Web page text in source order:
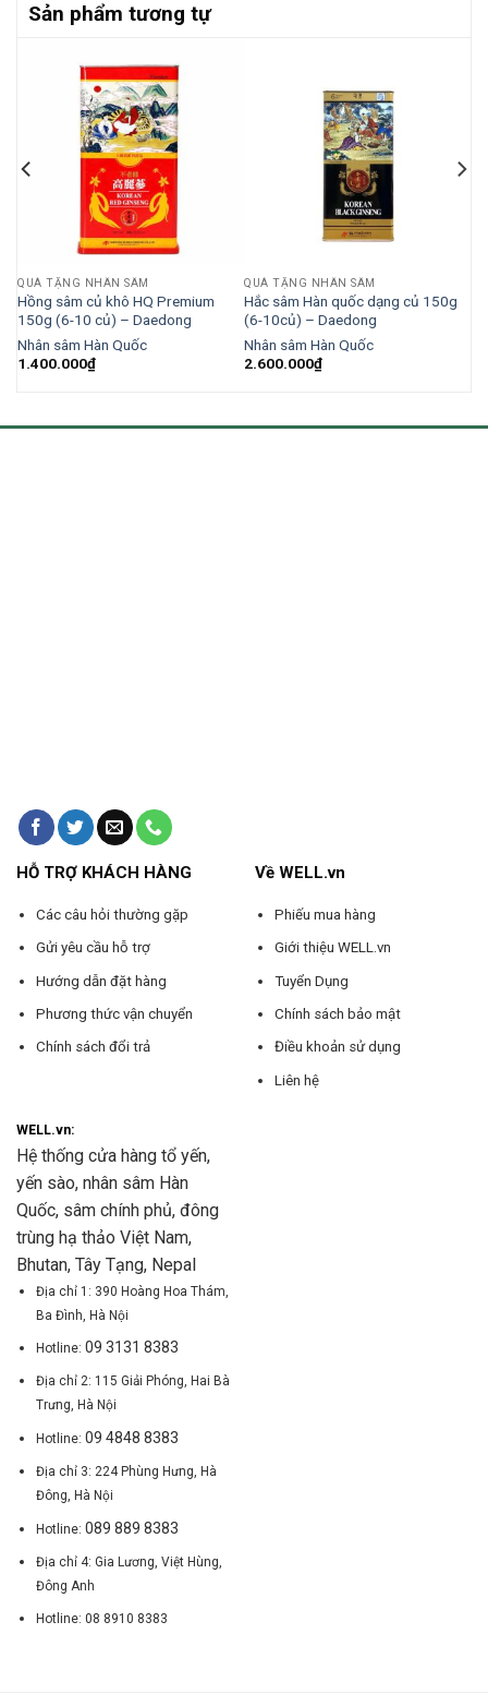
Sản phẩm tương tự
QUÀ TẶNG NHÂN SÂM
Hồng sâm củ khô HQ Premium
150g (6-10 củ) – Daedong
Nhân sâm Hàn Quốc
1.400.000₫
QUÀ TẶNG NHÂN SÂM
Hắc sâm Hàn quốc dạng củ 150g
(6-10củ) – Daedong
Nhân sâm Hàn Quốc
2.600.000₫
HỖ TRỢ KHÁCH HÀNG
Các câu hỏi thường gặp
Gửi yêu cầu hỗ trợ
Hướng dẫn đặt hàng
Phương thức vận chuyển
Chính sách đổi trả
Về WELL.vn
Phiếu mua hàng
Giới thiệu WELL.vn
Tuyển Dụng
Chính sách bảo mật
Điều khoản sử dụng
Liên hệ
WELL.vn:
Hệ thống cửa hàng tổ yến,
yến sào, nhân sâm Hàn
Quốc, sâm chính phủ, đông
trùng hạ thảo Việt Nam,
Bhutan, Tây Tạng, Nepal
Địa chỉ 1: 390 Hoàng Hoa Thám,
Ba Đình, Hà Nội
Hotline: 09 3131 8383
Địa chỉ 2: 115 Giải Phóng, Hai Bà
Trưng, Hà Nội
Hotline: 09 4848 8383
Địa chỉ 3: 224 Phùng Hưng, Hà
Đông, Hà Nội
Hotline: 089 889 8383
Địa chỉ 4: Gia Lương, Việt Hùng,
Đông Anh
Hotline: 08 8910 8383